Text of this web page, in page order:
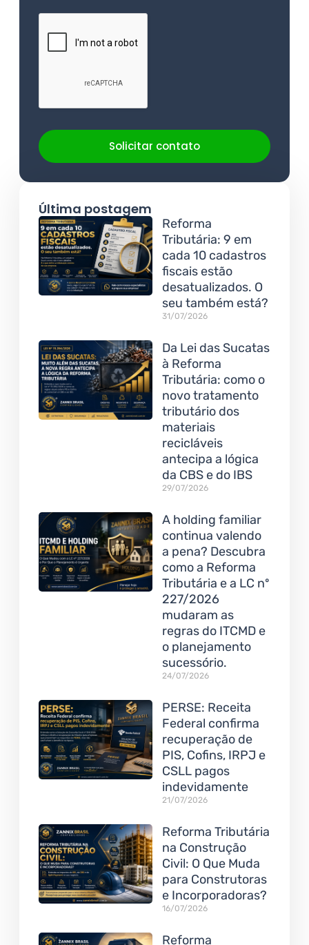
Solicitar contato
Última postagem
Reforma
Tributária: 9 em
cada 10 cadastros
fiscais estão
desatualizados. O
seu também está?
31/07/2026
Da Lei das Sucatas
à Reforma
Tributária: como o
novo tratamento
tributário dos
materiais
recicláveis
antecipa a lógica
da CBS e do IBS
29/07/2026
A holding familiar
continua valendo
a pena? Descubra
como a Reforma
Tributária e a LC nº
227/2026
mudaram as
regras do ITCMD e
o planejamento
sucessório.
24/07/2026
PERSE: Receita
Federal confirma
recuperação de
PIS, Cofins, IRPJ e
CSLL pagos
indevidamente
21/07/2026
Reforma Tributária
na Construção
Civil: O Que Muda
para Construtoras
e Incorporadoras?
16/07/2026
Reforma